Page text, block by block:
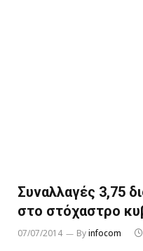
Συναλλαγές 3,75
στο στόχαστρο
07/07/2014 Byinfocom